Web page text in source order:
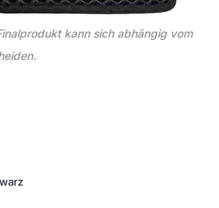
kann sich abhängig vom